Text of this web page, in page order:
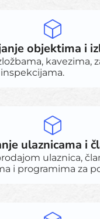
objektima i
kavezima,
ulaznicama i
ulaznica,
i programima za